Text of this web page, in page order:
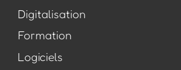
Digitalisation
Formation
Logiciels